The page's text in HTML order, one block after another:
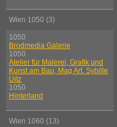
Wien 1050 (3)
1050
Brodmedia Galerie
1050
Atelier für Malerei, Grafik und
Kunst am Bau, Mag Art. Sybille
Uitz
1050
Hinterland
Wien 1060 (13)